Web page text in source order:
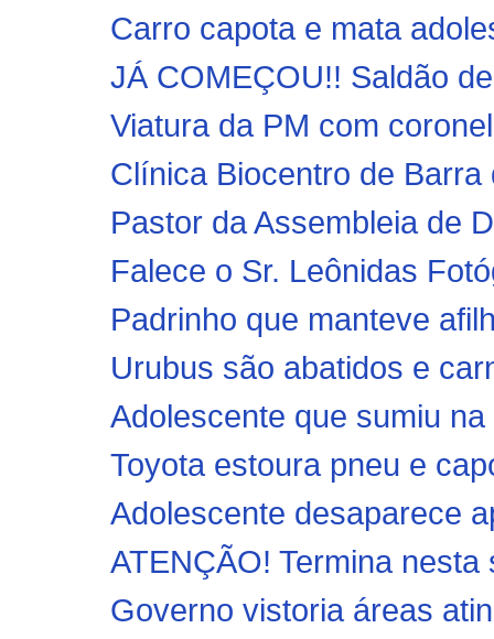
Carro capota e mata
JÁ COMEÇOU!! Saldão
Viatura da PM com
Clínica Biocentro de
Pastor da Assembleia de
Falece o Sr. Leônidas
Padrinho que manteve
Urubus são abatidos e
Adolescente que sumiu
Toyota estoura pneu e
Adolescente desaparece
ATENÇÃO! Termina
Governo vistoria áreas